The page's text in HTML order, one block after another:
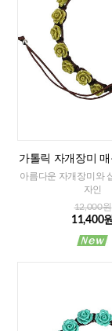
가톨릭 자개장미 매
(그린)-
아름다운 자개장미와
자인
12,000원
11,400